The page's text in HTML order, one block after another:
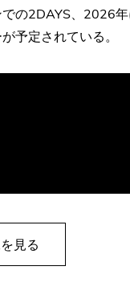
の2DAYS、2026
予定されている。
見る